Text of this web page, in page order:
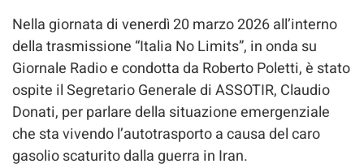
Nella giornata di venerdì 20 marzo 2026 all’interno
della trasmissione “Italia No Limits”, in onda su
Giornale Radio e condotta da Roberto Poletti, è stato
ospite il Segretario Generale di ASSOTIR, Claudio
Donati, per parlare della situazione emergenziale
che sta vivendo l’autotrasporto a causa del caro
gasolio scaturito dalla guerra in Iran.